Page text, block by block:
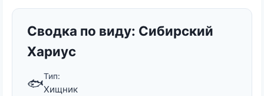
Сводка по виду: Сибирский
Хариус
🐟Тип:
Хищник